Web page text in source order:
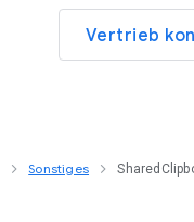
Vertrieb
Sonstiges